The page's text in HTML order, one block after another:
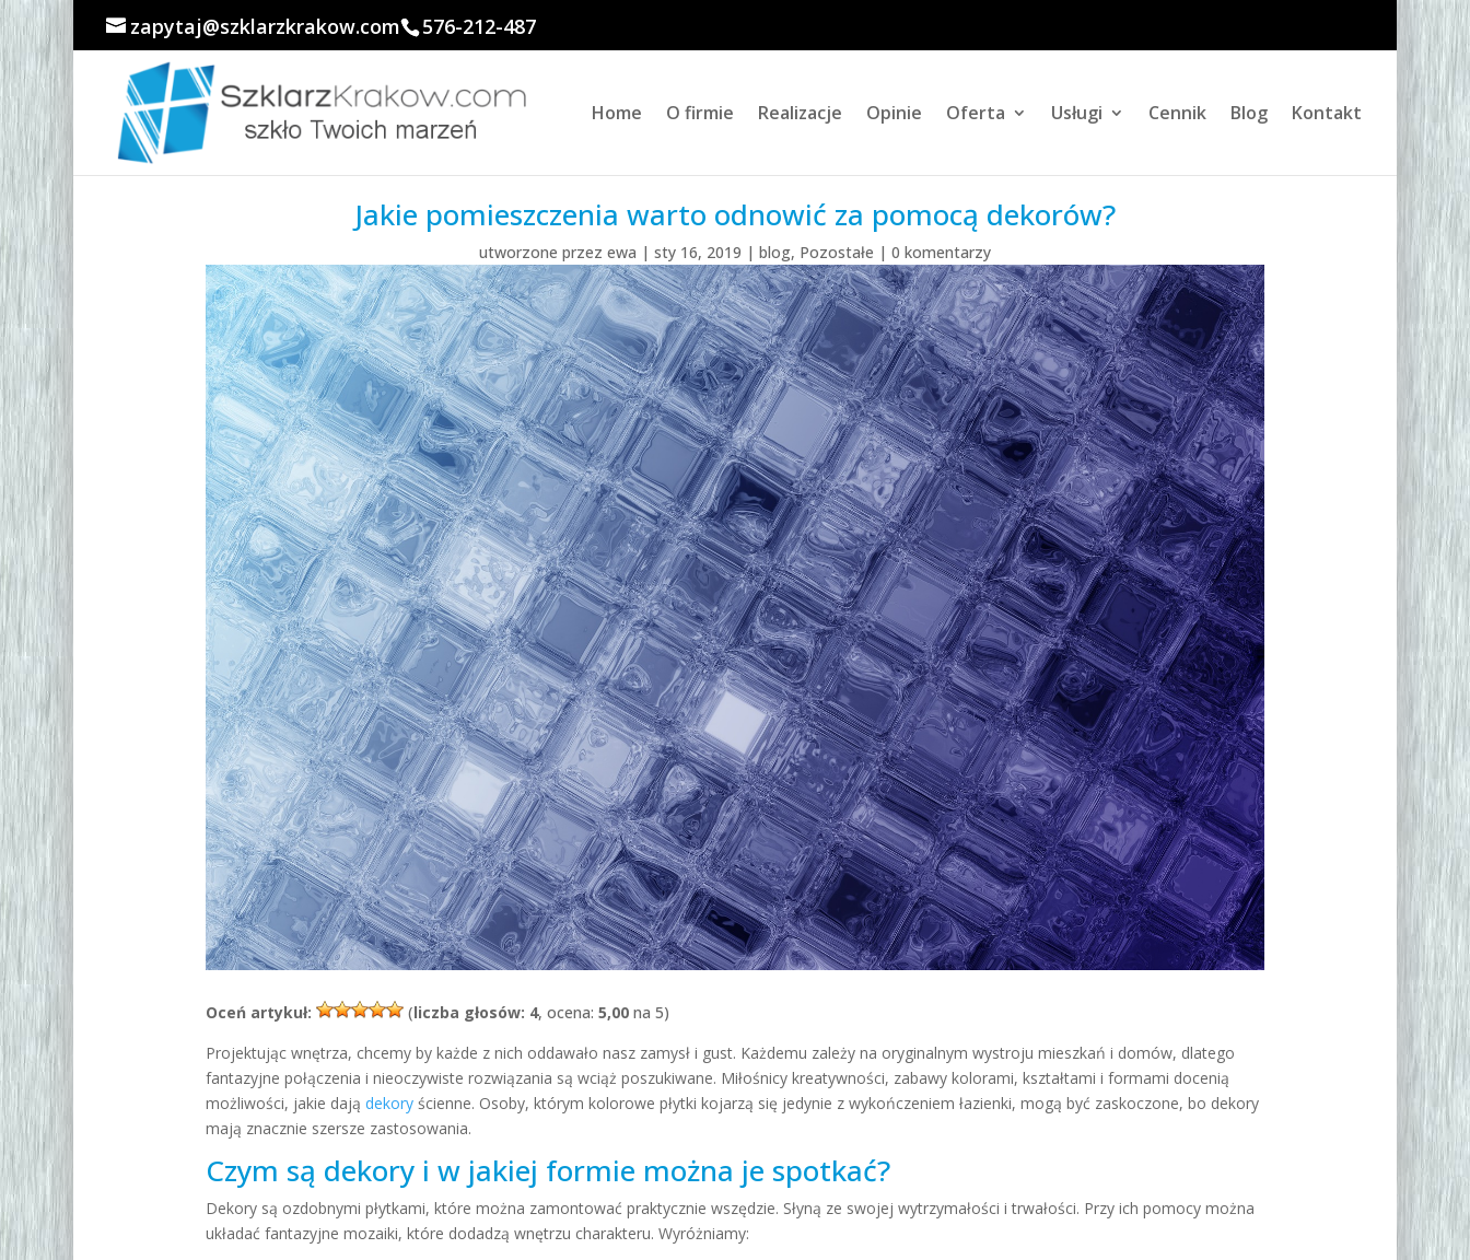
zapytaj@szklarzkrakow.com 576-212-487
Home O firmie Realizacje Opinie Oferta Usługi Cennik Blog Kontakt
Jakie pomieszczenia warto odnowić za pomocą dekorów?
utworzone przez ewa | sty 16, 2019 | blog, Pozostałe | 0 komentarzy
Oceń artykuł: (liczba głosów: 4, ocena:5,00 na 5)
Projektując wnętrza, chcemy by każde z nich oddawało nasz zamysł i gust. Każdemu zależy na oryginalnym wystroju mieszkań i domów, dlatego
fantazyjne połączenia i nieoczywiste rozwiązania są wciąż poszukiwane. Miłośnicy kreatywności, zabawy kolorami, kształtami i formami docenią
możliwości, jakie dają dekory ścienne. Osoby, którym kolorowe płytki kojarzą się jedynie z wykończeniem łazienki, mogą być zaskoczone, bo dekory
mają znacznie szersze zastosowania.
Czym są dekory i w jakiej formie można je spotkać?
Dekory są ozdobnymi płytkami, które można zamontować praktycznie wszędzie. Słyną ze swojej wytrzymałości i trwałości. Przy ich pomocy można
układać fantazyjne mozaiki, które dodadzą wnętrzu charakteru. Wyróżniamy: